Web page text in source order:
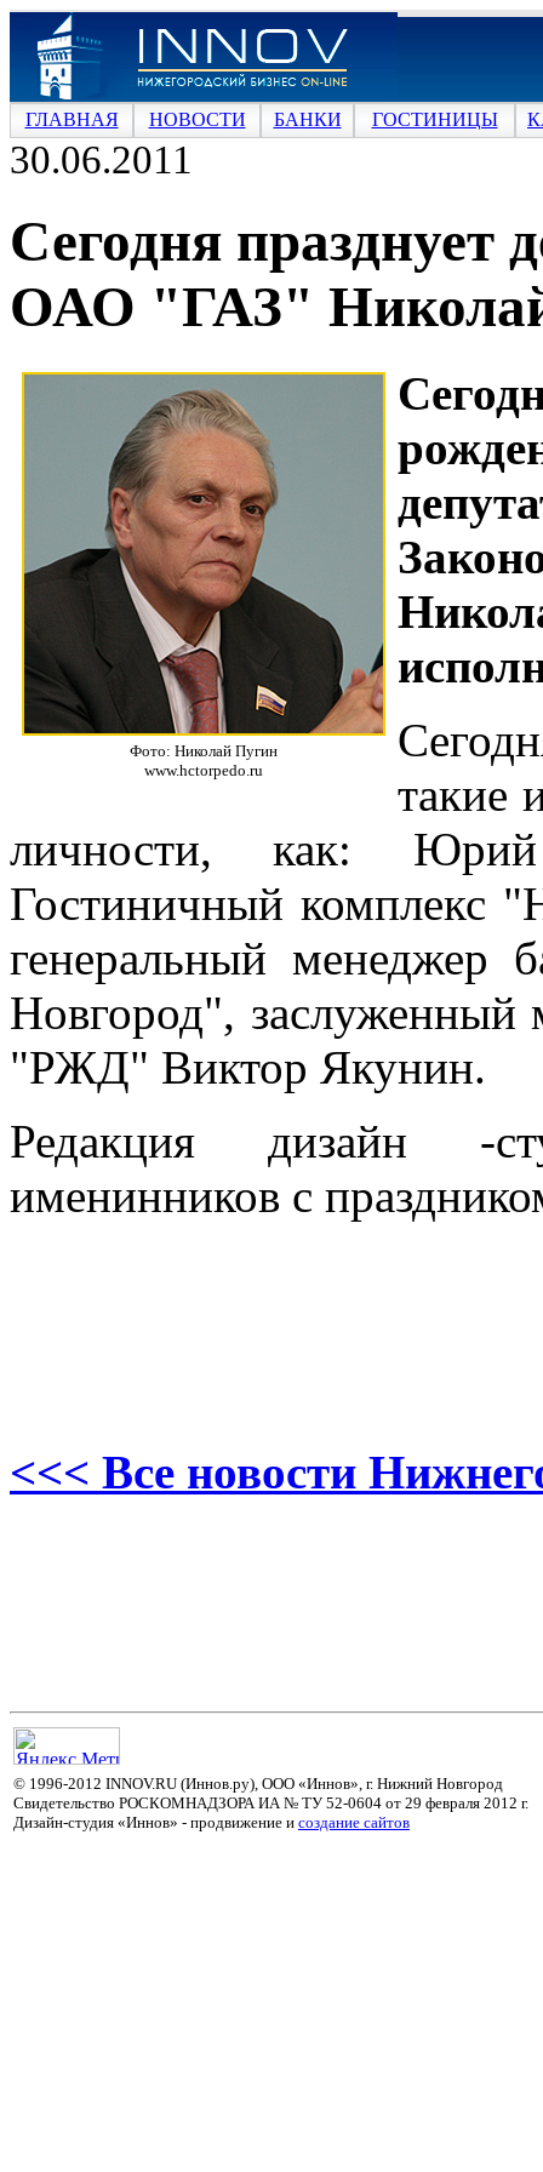
ГЛАВНАЯ НОВОСТИ БАНКИ ГОСТИНИЦЫ
30.06.2011
Сегодня празднует
ОАО "ГАЗ"
Фото: Николай Пугин
www.hctorpedo.ru
такие
личности, как:
Гостиничный комплекс
генеральный менеджер
Новгород", заслуженный
"РЖД" Виктор Якунин.
Редакция дизайн -
именинников с
<<< Все новости
© 1996-2012 INNOV.RU (Иннов.ру), ООО «Иннов», г. Нижний Новгород
Свидетельство РОСКОМНАДЗОРА ИА № ТУ 52-0604 от 29 февраля 2012 г.
Дизайн-студия «Иннов» - продвижение и cоздание сайтов